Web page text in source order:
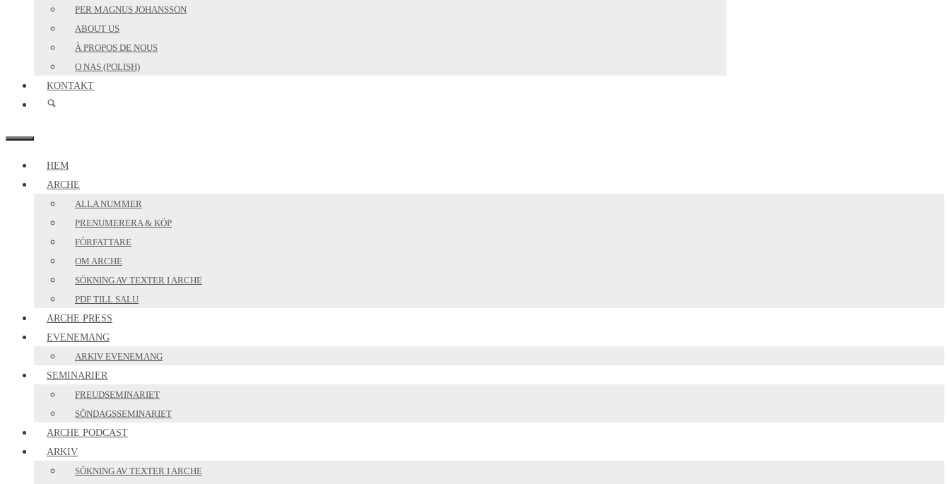
PER MAGNUS JOHANSSON
ABOUT US
À PROPOS DE NOUS
O NAS (POLISH)
KONTAKT
MENY
HEM
ARCHE
ALLA NUMMER
PRENUMERERA & KÖP
FÖRFATTARE
OM ARCHE
SÖKNING AV TEXTER I ARCHE
PDF TILL SALU
ARCHE PRESS
EVENEMANG
ARKIV EVENEMANG
SEMINARIER
FREUDSEMINARIET
SÖNDAGSSEMINARIET
ARCHE PODCAST
ARKIV
SÖKNING AV TEXTER I ARCHE